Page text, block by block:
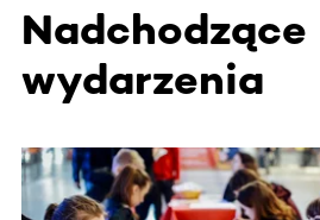
Nadchodzące
wydarzenia
Ta sekcja zawiera treści